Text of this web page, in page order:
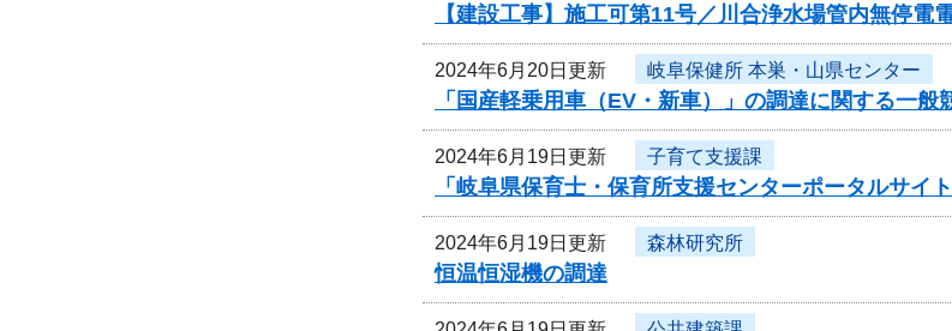
【建設工事】施工可第11号／川合浄水場管内無停電
2024年6月20日更新 岐阜保健所 本巣・山県センター
「国産軽乗用車（EV・新車）」の調達に関する一般
2024年6月19日更新 子育て支援課
「岐阜県保育士・保育所支援センターポータルサ
2024年6月19日更新 森林研究所
恒温恒湿機の調達